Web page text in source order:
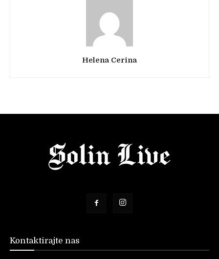
Helena Cerina
Kontaktirajte nas